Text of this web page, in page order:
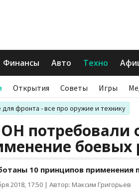
Финансы Авто Техно
Открытия Советы Игры
для фронта - все про оружие и технику
потребовали
боевых
10 принципов
2018, 17:50 | Автор: Максим Григорьев